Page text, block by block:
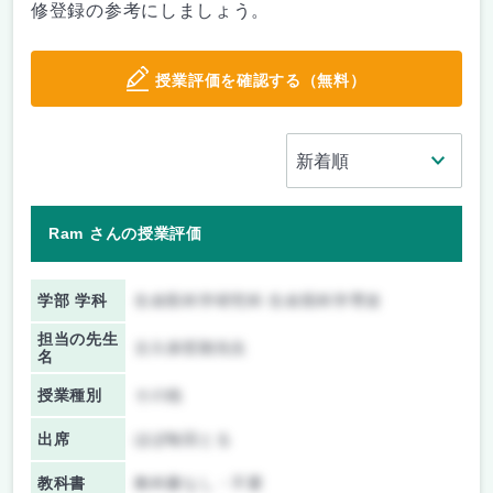
修登録の参考にしましょう。
授業評価を確認する（無料）
Ram さんの授業評価
学部 学科
担当の先生
名
授業種別 その他
出席 ほぼ毎回とる
教科書 教科書なし・不要